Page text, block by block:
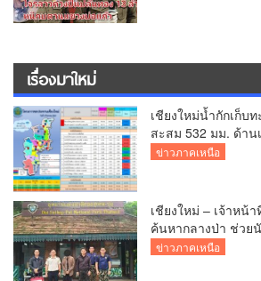
เรื่องมาใหม่
เชียงใหม่น้ำกักเก็บ
สะสม 532 มม. ด้าน
เพาะปลูกแล้วกว่า
ข่าวภาคเหนือ
เชียงใหม่ – เจ้าหน้
ค้นหากลางป่า ช่วย
ส่งกลับอ้อมกอดครอ
ข่าวภาคเหนือ